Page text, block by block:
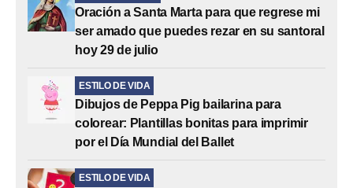
Oración a Santa Marta para que regrese mi
ser amado que puedes rezar en su santoral
hoy 29 de julio
ESTILO DE VIDA
Dibujos de Peppa Pig bailarina para
colorear: Plantillas bonitas para imprimir
por el Día Mundial del Ballet
ESTILO DE VIDA